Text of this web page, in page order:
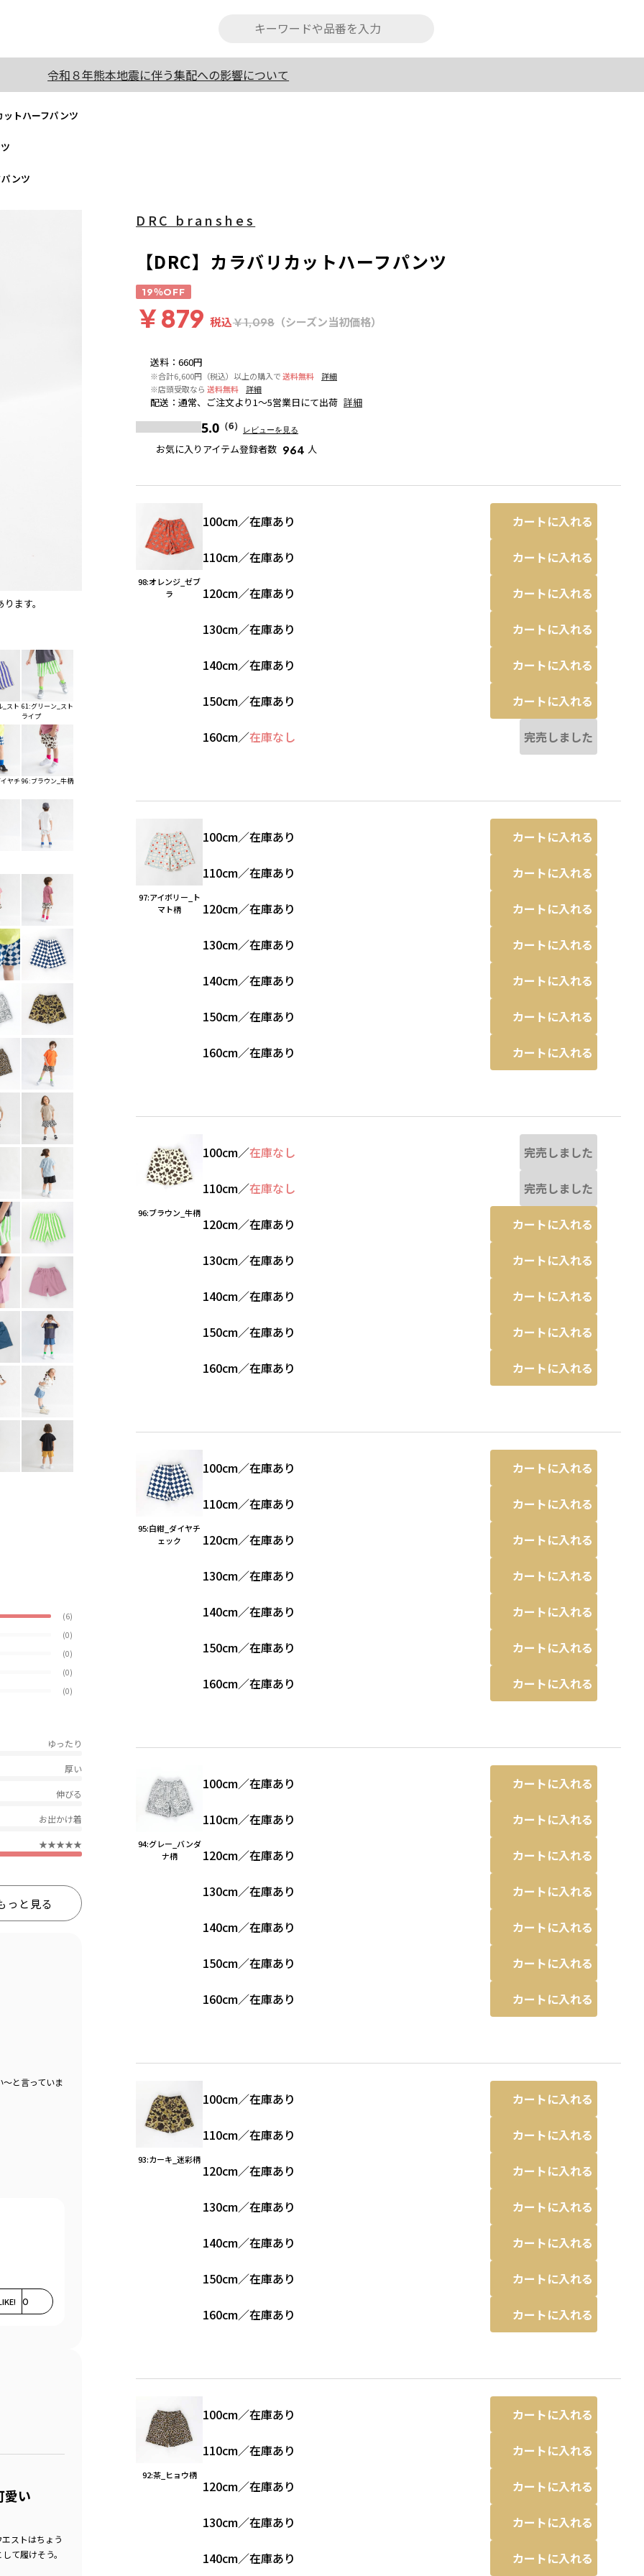
令和８年熊本地震に伴う集配への影響について
ットハーフパンツ
ンツ
ます。 ※撮影場所の関係上、着用画像は実物と若干異なる場合があります。 ※撮影場所の関係上、着
_スト 61:グリーン_スト
ライプ
ヤチ96:ブラウン_牛柄
(6)
(0)
(0)
(0)
(0)
ゆったり
厚い
伸びる
お出かけ着
★★★★★
っと見る
と言っていま
0
愛い
ストはちょう
て履けそう。
送料 ： 660円
※合計6,600円（税込）以上の購入で送料無料
詳細
※店頭受取なら 送料無料 詳細
配送 ： 通常、ご注文より1～5営業日にて出荷 詳細
5.0 （6） レビューを見る
お気に入りアイテム登録者数 964 人
DRC branshes
【DRC】カラバリカットハーフパンツ
19％OFF
￥879 税込￥1,098（シーズン当初価格）
98:オレンジ_ゼブ
ラ
100cm／在庫あり カートに入れる
110cm／在庫あり カートに入れる
120cm／在庫あり カートに入れる
130cm／在庫あり カートに入れる
140cm／在庫あり カートに入れる
150cm／在庫あり カートに入れる
160cm／在庫なし 完売しました
97:アイボリー_ト
マト柄
100cm／在庫あり カートに入れる
110cm／在庫あり カートに入れる
120cm／在庫あり カートに入れる
130cm／在庫あり カートに入れる
140cm／在庫あり カートに入れる
150cm／在庫あり カートに入れる
160cm／在庫あり カートに入れる
96:ブラウン_牛柄
100cm／在庫なし 完売しました
110cm／在庫なし 完売しました
120cm／在庫あり カートに入れる
130cm／在庫あり カートに入れる
140cm／在庫あり カートに入れる
150cm／在庫あり カートに入れる
160cm／在庫あり カートに入れる
95:白紺_ダイヤチ
ェック
100cm／在庫あり カートに入れる
110cm／在庫あり カートに入れる
120cm／在庫あり カートに入れる
130cm／在庫あり カートに入れる
140cm／在庫あり カートに入れる
150cm／在庫あり カートに入れる
160cm／在庫あり カートに入れる
94:グレー_バンダ
ナ柄
100cm／在庫あり カートに入れる
110cm／在庫あり カートに入れる
120cm／在庫あり カートに入れる
130cm／在庫あり カートに入れる
140cm／在庫あり カートに入れる
150cm／在庫あり カートに入れる
160cm／在庫あり カートに入れる
93:カーキ_迷彩柄
100cm／在庫あり カートに入れる
110cm／在庫あり カートに入れる
120cm／在庫あり カートに入れる
130cm／在庫あり カートに入れる
140cm／在庫あり カートに入れる
150cm／在庫あり カートに入れる
160cm／在庫あり カートに入れる
92:茶_ヒョウ柄
100cm／在庫あり カートに入れる
110cm／在庫あり カートに入れる
120cm／在庫あり カートに入れる
130cm／在庫あり カートに入れる
140cm／在庫あり カートに入れる